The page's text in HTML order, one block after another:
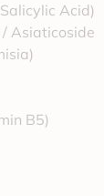
Acid)
Asiaticoside
B5)